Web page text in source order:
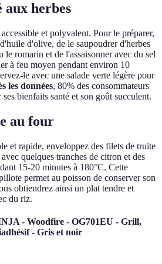
aux herbes
et polyvalent. Pour le préparer,
d'olive, de le saupoudrer d'herbes
le romarin et de l'assaisonner avec du sel
à feu moyen pendant environ 10
le avec une salade verte légère pour
les données, 80% des consommateurs
bienfaits santé et son goût succulent.
au four
et rapide, enveloppez des filets de truite
quelques tranches de citron et des
15-20 minutes à 180°C. Cette
permet au poisson de conserver son
obtiendrez ainsi un plat tendre et
du riz.
- Woodfire - OG701EU - Grill,
- Gris et noir